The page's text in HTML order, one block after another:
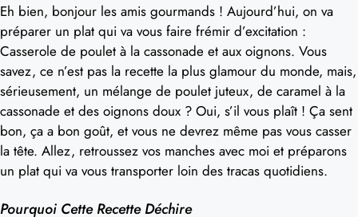
Eh bien, bonjour les amis gourmands ! Aujourd’hui, on va
préparer un plat qui va vous faire frémir d’excitation :
Casserole de poulet à la cassonade et aux oignons. Vous
savez, ce n’est pas la recette la plus glamour du monde, mais,
sérieusement, un mélange de poulet juteux, de caramel à la
cassonade et des oignons doux ? Oui, s’il vous plaît ! Ça sent
bon, ça a bon goût, et vous ne devrez même pas vous casser
la tête. Allez, retroussez vos manches avec moi et préparons
un plat qui va vous transporter loin des tracas quotidiens.
Pourquoi Cette Recette Déchire